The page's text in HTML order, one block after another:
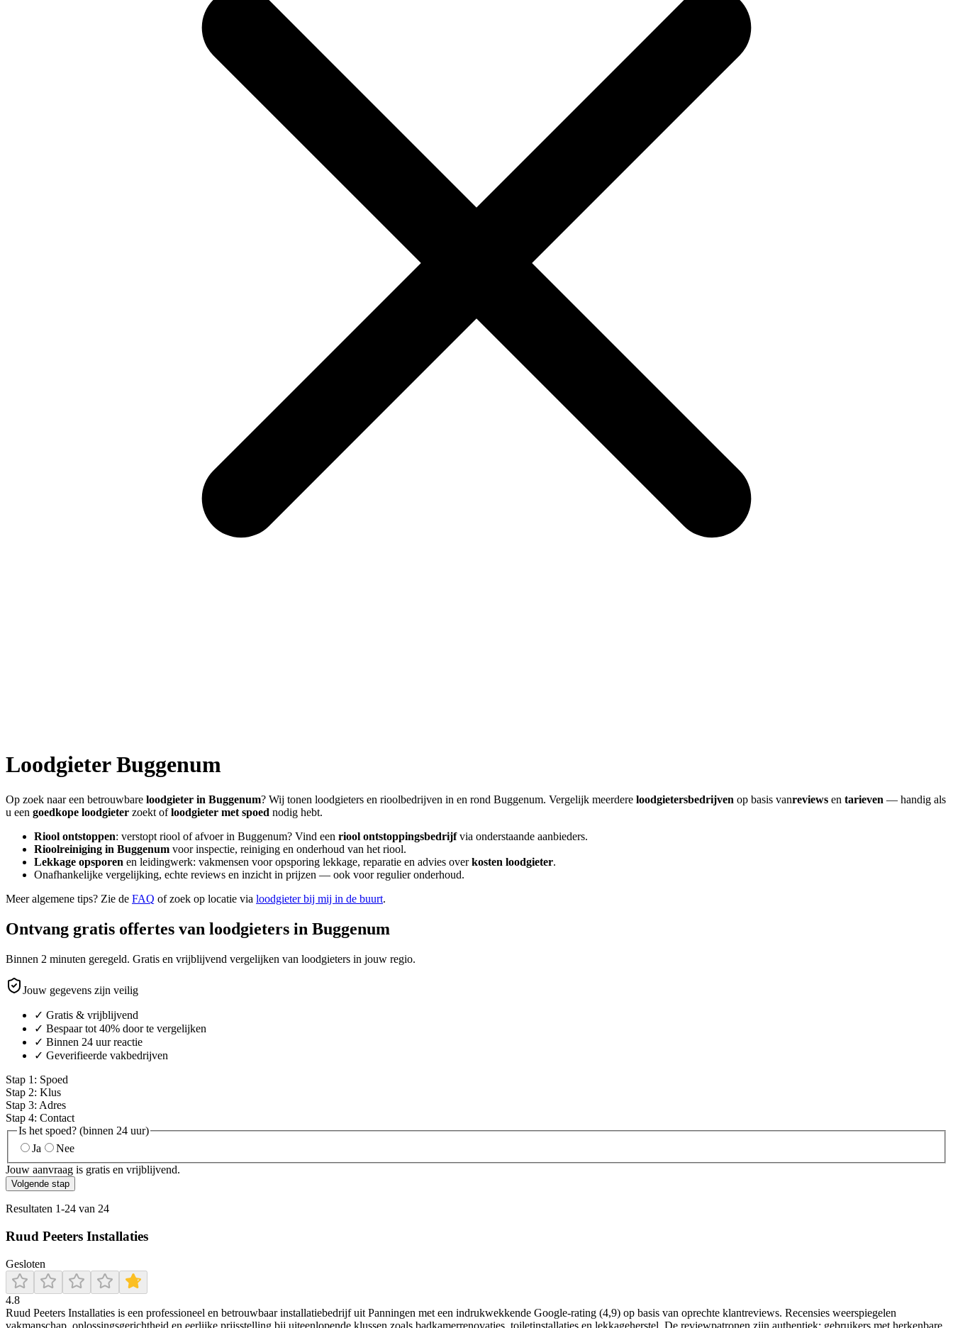
LoodgieterBuggenum
Op zoek naar een betrouwbare loodgieter in Buggenum? Wij tonen loodgieters en rioolbedrijven in en rond Buggenum. Vergelijk meerdere loodgietersbedrijven op basis vanreviews en tarieven — handig als
u een goedkope loodgieter zoekt ofloodgieter met spoed nodig hebt.
Riool ontstoppen: verstopt riool of afvoer in Buggenum? Vind een riool ontstoppingsbedrijfvia onderstaande aanbieders.
Rioolreiniging in Buggenum voor inspectie, reiniging en onderhoud van het riool.
Lekkage opsporen en leidingwerk: vakmensen voor opsporing lekkage, reparatie en advies overkosten loodgieter.
Onafhankelijke vergelijking, echte reviews en inzicht in prijzen — ook voor regulier onderhoud.
Meer algemene tips? Zie de FAQ of zoek op locatie via loodgieter bij mij in de buurt.
Ontvang gratis offertes van loodgieters in Buggenum
Binnen 2 minuten geregeld. Gratis en vrijblijvend vergelijken van loodgieters in jouw regio.
Jouw gegevens zijn veilig
✓ Gratis & vrijblijvend
✓ Bespaar tot 40% door te vergelijken
✓ Binnen 24 uur reactie
✓ Geverifieerde vakbedrijven
Stap 1 : Spoed
Stap 2: Klus
Stap 3: Adres
Stap 4: Contact
Is het spoed? (binnen 24 uur)
Ja
Nee
Jouw aanvraag is gratis en vrijblijvend.
Volgende stap
Resultaten 1-24 van 24
Ruud Peeters Installaties
Gesloten
4.8
Ruud Peeters Installaties is een professioneel en betrouwbaar installatiebedrijf uit Panningen met een indrukwekkende Google-rating (4,9) op basis van oprechte klantreviews. Recensies weerspiegelen
vakmanschap, oplossingsgerichtheid en eerlijke prijsstelling bij uiteenlopende klussen zoals badkamerrenovaties, toiletinstallaties en lekkageherstel. De reviewpatronen zijn authentiek: gebruikers met herkenbare